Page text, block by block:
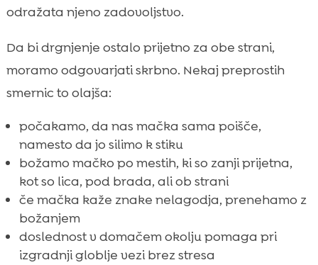
odražata njeno zadovoljstvo.
Da bi drgnjenje ostalo prijetno za obe strani,
moramo odgovarjati skrbno. Nekaj preprostih
smernic to olajša:
počakamo, da nas mačka sama poišče,
namesto da jo silimo k stiku
božamo mačko po mestih, ki so zanji prijetna,
kot so lica, pod brada, ali ob strani
če mačka kaže znake nelagodja, prenehamo z
božanjem
doslednost v domačem okolju pomaga pri
izgradnji globlje vezi brez stresa